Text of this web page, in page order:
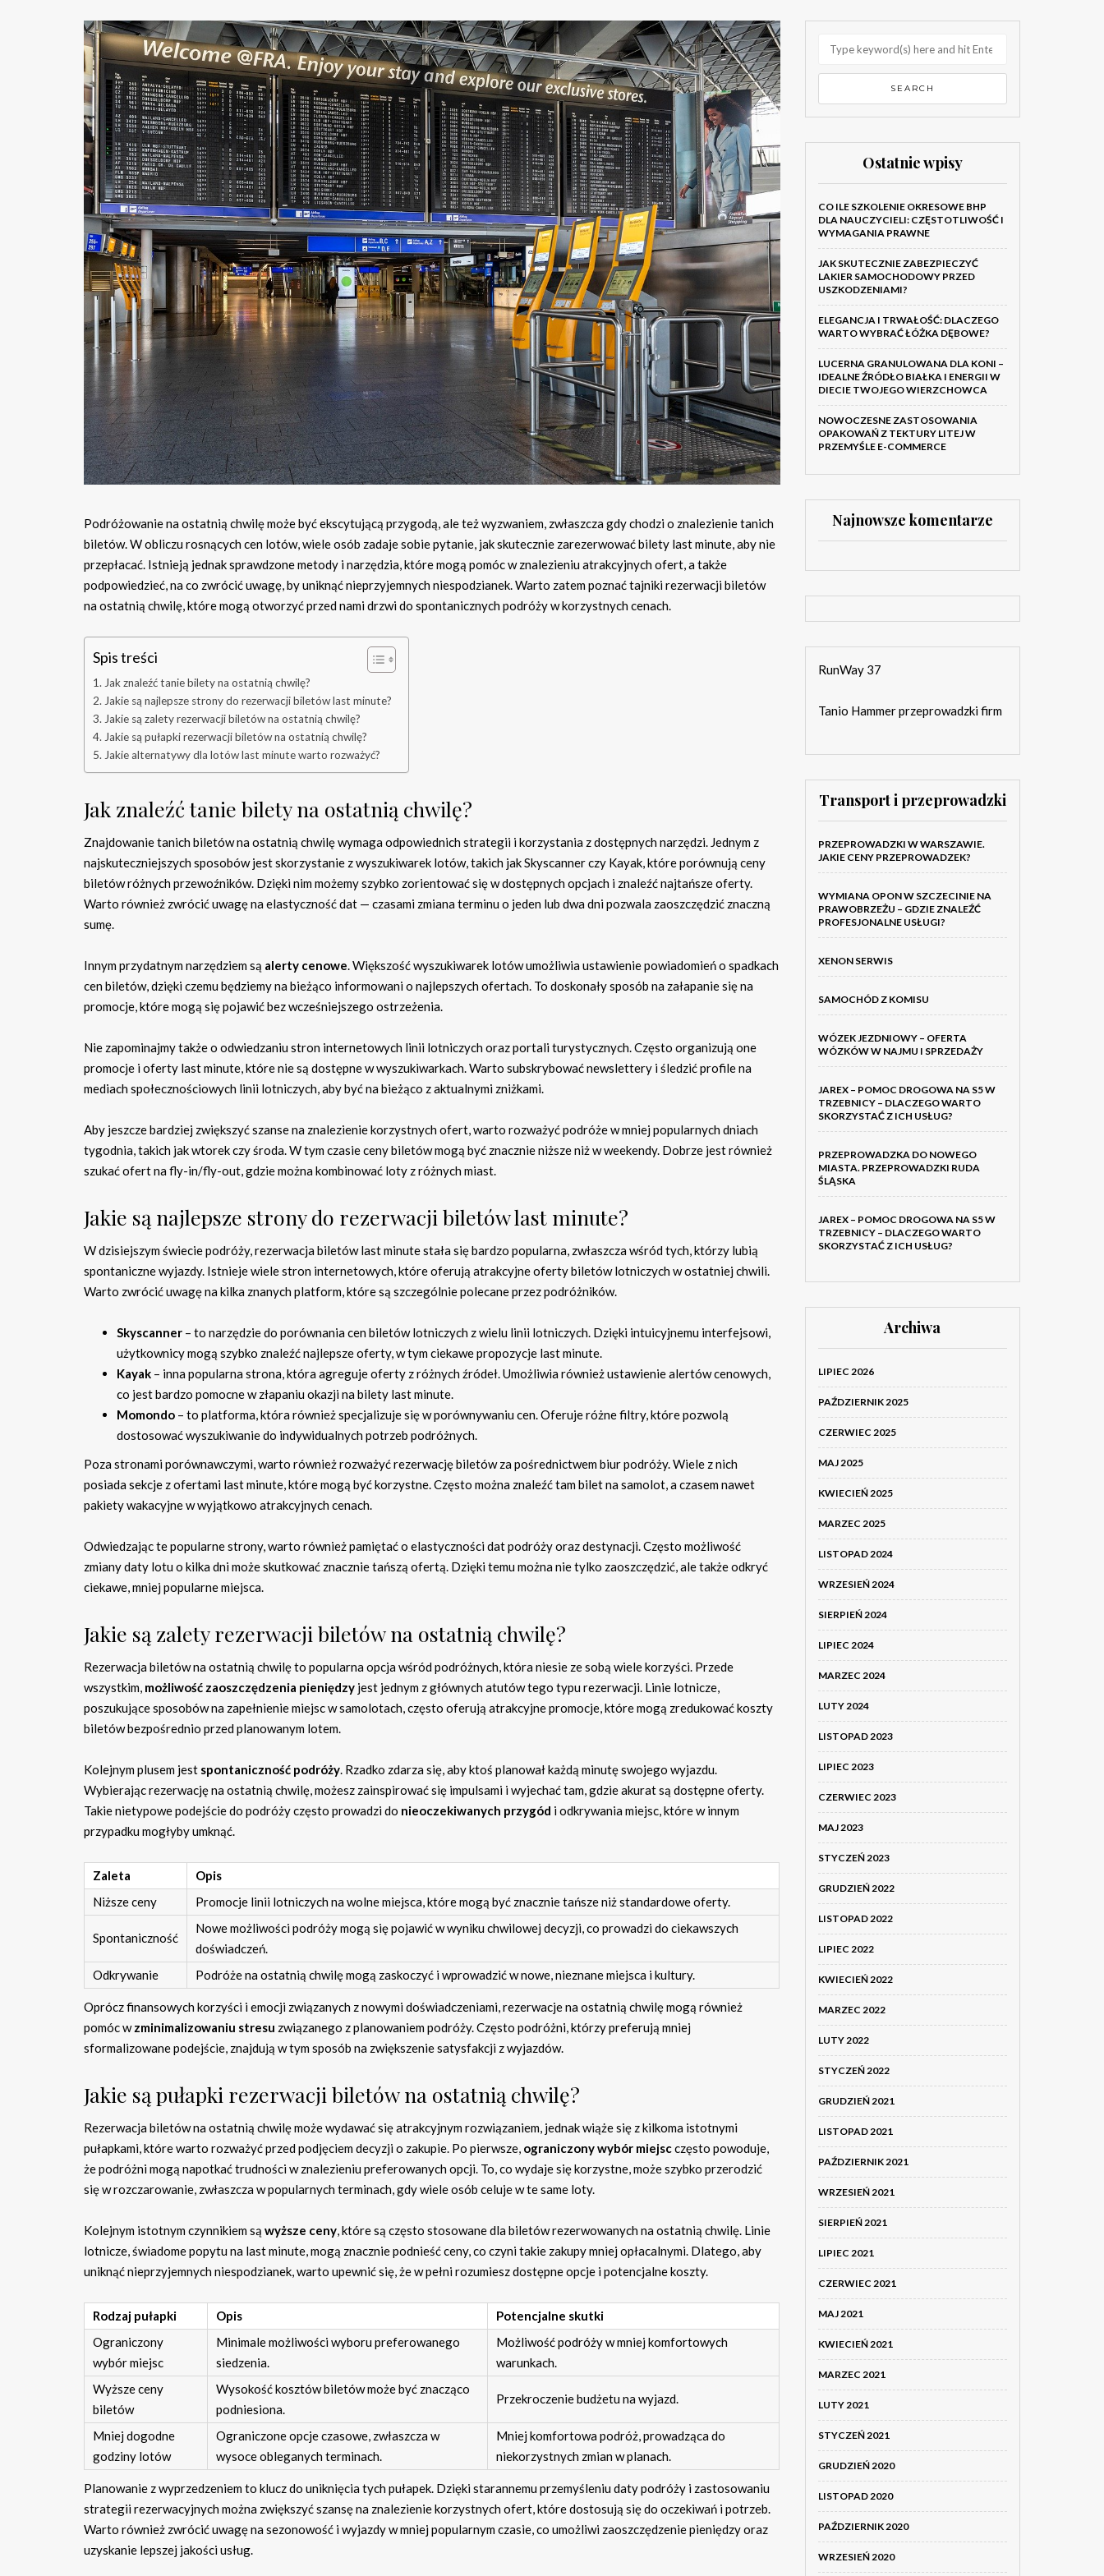
Podróżowanie na ostatnią chwilę może być ekscytującą przygodą, ale też wyzwaniem, zwłaszcza gdy chodzi o znalezienie tanich
biletów. W obliczu rosnących cen lotów, wiele osób zadaje sobie pytanie, jak skutecznie zarezerwować bilety last minute, aby nie
przepłacać. Istnieją jednak sprawdzone metody i narzędzia, które mogą pomóc w znalezieniu atrakcyjnych ofert, a także
podpowiedzieć, na co zwrócić uwagę, by uniknąć nieprzyjemnych niespodzianek. Warto zatem poznać tajniki rezerwacji biletów
na ostatnią chwilę, które mogą otworzyć przed nami drzwi do spontanicznych podróży w korzystnych cenach.
Spis treści
Jak znaleźć tanie bilety na ostatnią chwilę?
Jakie są najlepsze strony do rezerwacji biletów last minute?
Jakie są zalety rezerwacji biletów na ostatnią chwilę?
Jakie są pułapki rezerwacji biletów na ostatnią chwilę?
Jakie alternatywy dla lotów last minute warto rozważyć?
Jak znaleźć tanie bilety na ostatnią chwilę?
Znajdowanie tanich biletów na ostatnią chwilę wymaga odpowiednich strategii i korzystania z dostępnych narzędzi. Jednym z
najskuteczniejszych sposobów jest skorzystanie z wyszukiwarek lotów, takich jak Skyscanner czy Kayak, które porównują ceny
biletów różnych przewoźników. Dzięki nim możemy szybko zorientować się w dostępnych opcjach i znaleźć najtańsze oferty.
Warto również zwrócić uwagę na elastyczność dat — czasami zmiana terminu o jeden lub dwa dni pozwala zaoszczędzić znaczną
sumę.
Innym przydatnym narzędziem są alerty cenowe. Większość wyszukiwarek lotów umożliwia ustawienie powiadomień o spadkach
cen biletów, dzięki czemu będziemy na bieżąco informowani o najlepszych ofertach. To doskonały sposób na załapanie się na
promocje, które mogą się pojawić bez wcześniejszego ostrzeżenia.
Nie zapominajmy także o odwiedzaniu stron internetowych linii lotniczych oraz portali turystycznych. Często organizują one
promocje i oferty last minute, które nie są dostępne w wyszukiwarkach. Warto subskrybować newslettery i śledzić profile na
mediach społecznościowych linii lotniczych, aby być na bieżąco z aktualnymi zniżkami.
Aby jeszcze bardziej zwiększyć szanse na znalezienie korzystnych ofert, warto rozważyć podróże w mniej popularnych dniach
tygodnia, takich jak wtorek czy środa. W tym czasie ceny biletów mogą być znacznie niższe niż w weekendy. Dobrze jest również
szukać ofert na fly-in/fly-out, gdzie można kombinować loty z różnych miast.
Jakie są najlepsze strony do rezerwacji biletów last minute?
W dzisiejszym świecie podróży, rezerwacja biletów last minute stała się bardzo popularna, zwłaszcza wśród tych, którzy lubią
spontaniczne wyjazdy. Istnieje wiele stron internetowych, które oferują atrakcyjne oferty biletów lotniczych w ostatniej chwili.
Warto zwrócić uwagę na kilka znanych platform, które są szczególnie polecane przez podróżników.
Skyscanner – to narzędzie do porównania cen biletów lotniczych z wielu linii lotniczych. Dzięki intuicyjnemu interfejsowi,
użytkownicy mogą szybko znaleźć najlepsze oferty, w tym ciekawe propozycje last minute.
Kayak – inna popularna strona, która agreguje oferty z różnych źródeł. Umożliwia również ustawienie alertów cenowych,
co jest bardzo pomocne w złapaniu okazji na bilety last minute.
Momondo – to platforma, która również specjalizuje się w porównywaniu cen. Oferuje różne filtry, które pozwolą
dostosować wyszukiwanie do indywidualnych potrzeb podróżnych.
Poza stronami porównawczymi, warto również rozważyć rezerwację biletów za pośrednictwem biur podróży. Wiele z nich
posiada sekcje z ofertami last minute, które mogą być korzystne. Często można znaleźć tam bilet na samolot, a czasem nawet
pakiety wakacyjne w wyjątkowo atrakcyjnych cenach.
Odwiedzając te popularne strony, warto również pamiętać o elastyczności dat podróży oraz destynacji. Często możliwość
zmiany daty lotu o kilka dni może skutkować znacznie tańszą ofertą. Dzięki temu można nie tylko zaoszczędzić, ale także odkryć
ciekawe, mniej popularne miejsca.
Jakie są zalety rezerwacji biletów na ostatnią chwilę?
Rezerwacja biletów na ostatnią chwilę to popularna opcja wśród podróżnych, która niesie ze sobą wiele korzyści. Przede
wszystkim, możliwość zaoszczędzenia pieniędzy jest jednym z głównych atutów tego typu rezerwacji. Linie lotnicze,
poszukujące sposobów na zapełnienie miejsc w samolotach, często oferują atrakcyjne promocje, które mogą zredukować koszty
biletów bezpośrednio przed planowanym lotem.
Kolejnym plusem jest spontaniczność podróży. Rzadko zdarza się, aby ktoś planował każdą minutę swojego wyjazdu.
Wybierając rezerwację na ostatnią chwilę, możesz zainspirować się impulsami i wyjechać tam, gdzie akurat są dostępne oferty.
Takie nietypowe podejście do podróży często prowadzi do nieoczekiwanych przygód i odkrywania miejsc, które w innym
przypadku mogłyby umknąć.
Zaleta
Opis
Niższe ceny
Promocje linii lotniczych na wolne miejsca, które mogą być znacznie tańsze niż standardowe oferty.
Spontaniczność
Nowe możliwości podróży mogą się pojawić w wyniku chwilowej decyzji, co prowadzi do ciekawszych
doświadczeń.
Odkrywanie
Podróże na ostatnią chwilę mogą zaskoczyć i wprowadzić w nowe, nieznane miejsca i kultury.
Oprócz finansowych korzyści i emocji związanych z nowymi doświadczeniami, rezerwacje na ostatnią chwilę mogą również
pomóc wzminimalizowaniu stresu związanego z planowaniem podróży. Często podróżni, którzy preferują mniej
sformalizowane podejście, znajdują w tym sposób na zwiększenie satysfakcji z wyjazdów.
Jakie są pułapki rezerwacji biletów na ostatnią chwilę?
Rezerwacja biletów na ostatnią chwilę może wydawać się atrakcyjnym rozwiązaniem, jednak wiąże się z kilkoma istotnymi
pułapkami, które warto rozważyć przed podjęciem decyzji o zakupie. Po pierwsze, ograniczony wybór miejscczęsto powoduje,
że podróżni mogą napotkać trudności w znalezieniu preferowanych opcji. To, co wydaje się korzystne, może szybko przerodzić
się w rozczarowanie, zwłaszcza w popularnych terminach, gdy wiele osób celuje w te same loty.
Kolejnym istotnym czynnikiem są wyższe ceny, które są często stosowane dla biletów rezerwowanych na ostatnią chwilę. Linie
lotnicze, świadome popytu na last minute, mogą znacznie podnieść ceny, co czyni takie zakupy mniej opłacalnymi. Dlatego, aby
uniknąć nieprzyjemnych niespodzianek, warto upewnić się, że w pełni rozumiesz dostępne opcje i potencjalne koszty.
Rodzaj pułapki Opis
Potencjalne skutki
Ograniczony
wybór miejsc
Minimale możliwości wyboru preferowanego
siedzenia.
Możliwość podróży w mniej komfortowych
warunkach.
Wyższe ceny
biletów
Wysokość kosztów biletów może być znacząco
podniesiona.
Przekroczenie budżetu na wyjazd.
Mniej dogodne
godziny lotów
Ograniczone opcje czasowe, zwłaszcza w
wysoce obleganych terminach.
Mniej komfortowa podróż, prowadząca do
niekorzystnych zmian w planach.
Planowanie z wyprzedzeniem to klucz do uniknięcia tych pułapek. Dzięki starannemu przemyśleniu daty podróży i zastosowaniu
strategii rezerwacyjnych można zwiększyć szansę na znalezienie korzystnych ofert, które dostosują się do oczekiwań i potrzeb.
Warto również zwrócić uwagę na sezonowość i wyjazdy w mniej popularnym czasie, co umożliwi zaoszczędzenie pieniędzy oraz
uzyskanie lepszej jakości usług.
Ostatnie wpisy
CO ILE SZKOLENIE OKRESOWE BHP
DLA NAUCZYCIELI: CZĘSTOTLIWOŚĆ I
WYMAGANIA PRAWNE
JAK SKUTECZNIE ZABEZPIECZYĆ
LAKIER SAMOCHODOWY PRZED
USZKODZENIAMI?
ELEGANCJA I TRWAŁOŚĆ: DLACZEGO
WARTO WYBRAĆ ŁÓŻKA DĘBOWE?
LUCERNA GRANULOWANA DLA KONI –
IDEALNE ŹRÓDŁO BIAŁKA I ENERGII W
DIECIE TWOJEGO WIERZCHOWCA
NOWOCZESNE ZASTOSOWANIA
OPAKOWAŃ Z TEKTURY LITEJ W
PRZEMYŚLE E-COMMERCE
Najnowsze komentarze
RunWay 37
Tanio Hammer przeprowadzki firm
Transport i przeprowadzki
PRZEPROWADZKI W WARSZAWIE.
JAKIE CENY PRZEPROWADZEK?
WYMIANA OPON W SZCZECINIE NA
PRAWOBRZEŻU – GDZIE ZNALEŹĆ
PROFESJONALNE USŁUGI?
XENON SERWIS
SAMOCHÓD Z KOMISU
WÓZEK JEZDNIOWY – OFERTA
WÓZKÓW W NAJMU I SPRZEDAŻY
JAREX – POMOC DROGOWA NA S5 W
TRZEBNICY – DLACZEGO WARTO
SKORZYSTAĆ Z ICH USŁUG?
PRZEPROWADZKA DO NOWEGO
MIASTA. PRZEPROWADZKI RUDA
ŚLĄSKA
JAREX – POMOC DROGOWA NA S5 W
TRZEBNICY – DLACZEGO WARTO
SKORZYSTAĆ Z ICH USŁUG?
Archiwa
LIPIEC 2026
PAŹDZIERNIK 2025
CZERWIEC 2025
MAJ 2025
KWIECIEŃ 2025
MARZEC 2025
LISTOPAD 2024
WRZESIEŃ 2024
SIERPIEŃ 2024
LIPIEC 2024
MARZEC 2024
LUTY 2024
LISTOPAD 2023
LIPIEC 2023
CZERWIEC 2023
MAJ 2023
STYCZEŃ 2023
GRUDZIEŃ 2022
LISTOPAD 2022
LIPIEC 2022
KWIECIEŃ 2022
MARZEC 2022
LUTY 2022
STYCZEŃ 2022
GRUDZIEŃ 2021
LISTOPAD 2021
PAŹDZIERNIK 2021
WRZESIEŃ 2021
SIERPIEŃ 2021
LIPIEC 2021
CZERWIEC 2021
MAJ 2021
KWIECIEŃ 2021
MARZEC 2021
LUTY 2021
STYCZEŃ 2021
GRUDZIEŃ 2020
LISTOPAD 2020
PAŹDZIERNIK 2020
WRZESIEŃ 2020